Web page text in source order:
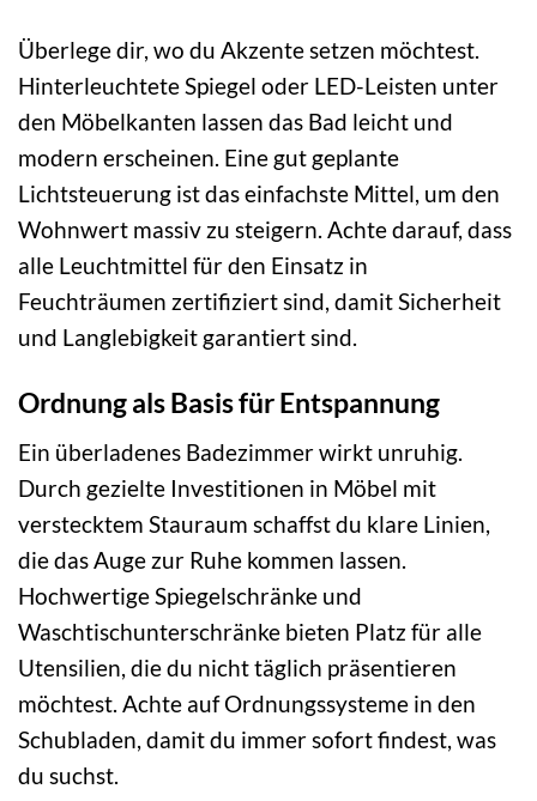
Überlege dir, wo du Akzente setzen möchtest.
Hinterleuchtete Spiegel oder LED-Leisten unter
den Möbelkanten lassen das Bad leicht und
modern erscheinen. Eine gut geplante
Lichtsteuerung ist das einfachste Mittel, um den
Wohnwert massiv zu steigern. Achte darauf, dass
alle Leuchtmittel für den Einsatz in
Feuchträumen zertifiziert sind, damit Sicherheit
und Langlebigkeit garantiert sind.
Ordnung als Basis für Entspannung
Ein überladenes Badezimmer wirkt unruhig.
Durch gezielte Investitionen in Möbel mit
verstecktem Stauraum schaffst du klare Linien,
die das Auge zur Ruhe kommen lassen.
Hochwertige Spiegelschränke und
Waschtischunterschränke bieten Platz für alle
Utensilien, die du nicht täglich präsentieren
möchtest. Achte auf Ordnungssysteme in den
Schubladen, damit du immer sofort findest, was
du suchst.